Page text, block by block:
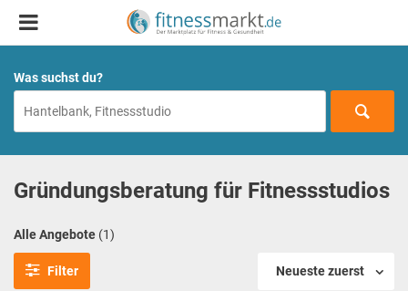
Was suchst du?
Gründungsberatung für Fitnessstudios
Alle Angebote (1)
Filter Neueste zuerst